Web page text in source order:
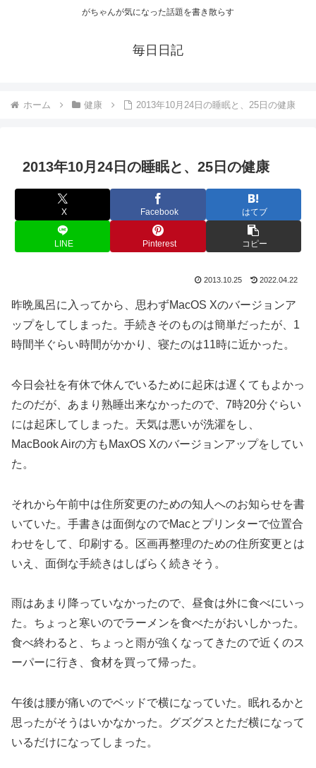
がちゃんが気になった話題を書き散らす
毎日日記
ホーム 健康 2013年10月24日の睡眠と、25日の健康
2013年10月24日の睡眠と、25日の健康
X Facebook はてブ
LINE Pinterest コピー
2013.10.25 2022.04.22
昨晩風呂に入ってから、思わずMacOS Xのバージョンア
ップをしてしまった。手続きそのものは簡単だったが、1
時間半ぐらい時間がかかり、寝たのは11時に近かった。
今日会社を有休で休んでいるために起床は遅くてもよかっ
たのだが、あまり熟睡出来なかったので、7時20分ぐらい
には起床してしまった。天気は悪いが洗濯をし、
MacBook Airの方もMaxOS Xのバージョンアップをしてい
た。
それから午前中は住所変更のための知人へのお知らせを書
いていた。手書きは面倒なのでMacとプリンターで位置合
わせをして、印刷する。区画再整理のための住所変更とは
いえ、面倒な手続きはしばらく続きそう。
雨はあまり降っていなかったので、昼食は外に食べにいっ
た。ちょっと寒いのでラーメンを食べたがおいしかった。
食べ終わると、ちょっと雨が強くなってきたので近くのス
ーパーに行き、食材を買って帰った。
午後は腰が痛いのでベッドで横になっていた。眠れるかと
思ったがそうはいかなかった。グズグスとただ横になって
いるだけになってしまった。